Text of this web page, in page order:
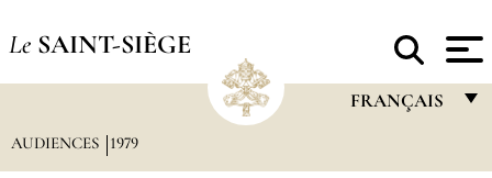
Le SAINT-SIÈGE
FRANÇAIS
AUDIENCES 1979